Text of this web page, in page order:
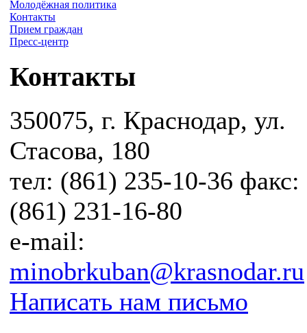
Молодёжная политика
Контакты
Прием граждан
Пресс-центр
Контакты
350075, г. Краснодар, ул.
Стасова, 180
тел: (861) 235-10-36 факс:
(861) 231-16-80
e-mail:
minobrkuban@krasnodar.ru
Написать нам письмо